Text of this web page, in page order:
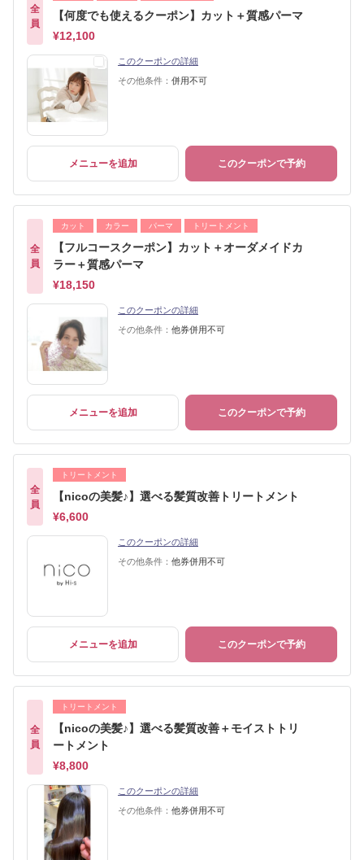
全
員
【何度でも使えるクーポン】カット＋質感パーマ
¥12,100
このクーポンの詳細
その他条件： 併用不可
メニューを追加 このクーポンで予約
全
員
カット カラー パーマ トリートメント
【フルコースクーポン】カット＋オーダメイドカ
ラー＋質感パーマ
¥18,150
このクーポンの詳細
その他条件： 他券併用不可
メニューを追加 このクーポンで予約
全
員
トリートメント
【nicoの美髪♪】選べる髪質改善トリートメント
¥6,600
このクーポンの詳細
その他条件： 他券併用不可
メニューを追加 このクーポンで予約
全
員
トリートメント
【nicoの美髪♪】選べる髪質改善＋モイストトリ
ートメント
¥8,800
このクーポンの詳細
その他条件： 他券併用不可